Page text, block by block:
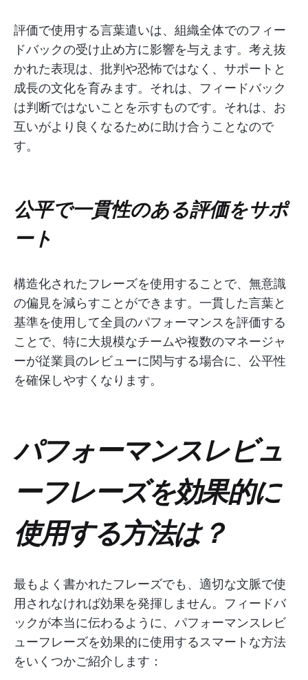
評価で使用する言葉遣いは、組織全体でのフィー
ドバックの受け止め方に影響を与えます。考え抜
かれた表現は、批判や恐怖ではなく、サポートと
成長の文化を育みます。それは、フィードバック
は判断ではないことを示すものです。それは、お
互いがより良くなるために助け合うことなので
す。
公平で一貫性のある評価をサポ
ート
構造化されたフレーズを使用することで、無意識
の偏見を減らすことができます。一貫した言葉と
基準を使用して全員のパフォーマンスを評価する
ことで、特に大規模なチームや複数のマネージャ
ーが従業員のレビューに関与する場合に、公平性
を確保しやすくなります。
パフォーマンスレビュ
ーフレーズを効果的に
使用する方法は？
最もよく書かれたフレーズでも、適切な文脈で使
用されなければ効果を発揮しません。フィードバ
ックが本当に伝わるように、パフォーマンスレビ
ューフレーズを効果的に使用するスマートな方法
をいくつかご紹介します：